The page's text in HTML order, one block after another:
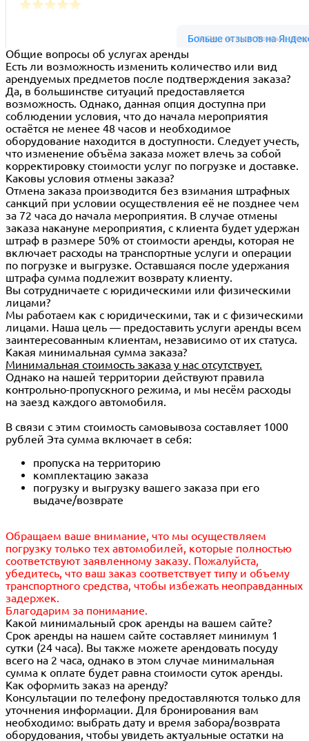
Ус Рент на карте Москвы —
Общие вопросы об услугах аренды
Есть ли возможность изменить количество или вид
арендуемых предметов после подтверждения заказа?
Да, в большинстве ситуаций предоставляется
возможность. Однако, данная опция доступна при
соблюдении условия, что до начала мероприятия
остаётся не менее 48 часов и необходимое
оборудование находится в доступности. Следует учесть,
что изменение объёма заказа может влечь за собой
корректировку стоимости услуг по погрузке и доставке.
Каковы условия отмены заказа?
Отмена заказа производится без взимания штрафных
санкций при условии осуществления её не позднее чем
за 72 часа до начала мероприятия. В случае отмены
заказа накануне мероприятия, с клиента будет удержан
штраф в размере 50% от стоимости аренды, которая не
включает расходы на транспортные услуги и операции
по погрузке и выгрузке. Оставшаяся после удержания
штрафа сумма подлежит возврату клиенту.
Вы сотрудничаете с юридическими или физическими
лицами?
Мы работаем как с юридическими, так и с физическими
лицами. Наша цель — предоставить услуги аренды всем
заинтересованным клиентам, независимо от их статуса.
Какая минимальная сумма заказа?
Минимальная стоимость заказа у нас отсутствует.
Однако на нашей территории действуют правила
контрольно-пропускного режима, и мы несём расходы
на заезд каждого автомобиля.
В связи с этим стоимость самовывоза составляет 1000
рублей Эта сумма включает в себя:
пропуска на территорию
комплектацию заказа
погрузку и выгрузку вашего заказа при его
выдаче/возврате
Обращаем ваше внимание, что мы осуществляем
погрузку только тех автомобилей, которые полностью
соответствуют заявленному заказу. Пожалуйста,
убедитесь, что ваш заказ соответствует типу и объему
транспортного средства, чтобы избежать неоправданных
задержек.
Благодарим за понимание.
Какой минимальный срок аренды на вашем сайте?
Срок аренды на нашем сайте составляет минимум 1
сутки (24 часа). Вы также можете арендовать посуду
всего на 2 часа, однако в этом случае минимальная
сумма к оплате будет равна стоимости суток аренды.
Как оформить заказ на аренду?
Консультации по телефону предоставляются только для
уточнения информации. Для бронирования вам
необходимо: выбрать дату и время забора/возврата
оборудования, чтобы увидеть актуальные остатки на